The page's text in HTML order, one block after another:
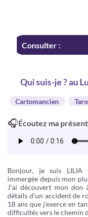
Consulter :
Qui suis-je ? au
Cartomancien
🎧Écoutez ma
Bonjour, je suis LILIA
immergée depuis mon
J’ai découvert mon don
détails d’un accident de
18 ans que j'exerce en
difficultés vers le chemin